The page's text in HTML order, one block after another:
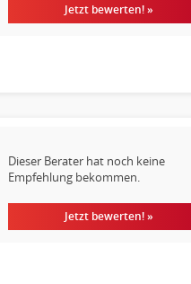
Jetzt bewerten! »
Dieser Berater hat noch keine
Empfehlung bekommen.
Jetzt bewerten! »